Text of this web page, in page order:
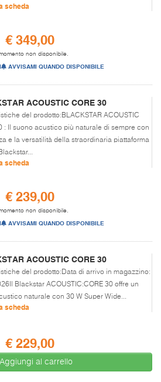
scheda
€ 349,00
non disponibile.
AVVISAMI QUANDO DISPONIBILE
ACOUSTIC CORE 30
del prodotto:BLACKSTAR ACOUSTIC
: Il suono acustico più naturale di sempre con
e la versatilità della straordinaria piattaforma
scheda
€ 239,00
non disponibile.
AVVISAMI QUANDO DISPONIBILE
ACOUSTIC CORE 30
del prodotto:Data di arrivo in magazzino:
Blackstar ACOUSTIC:CORE 30 offre un
naturale con 30 W Super Wide...
scheda
€ 229,00
al carrello